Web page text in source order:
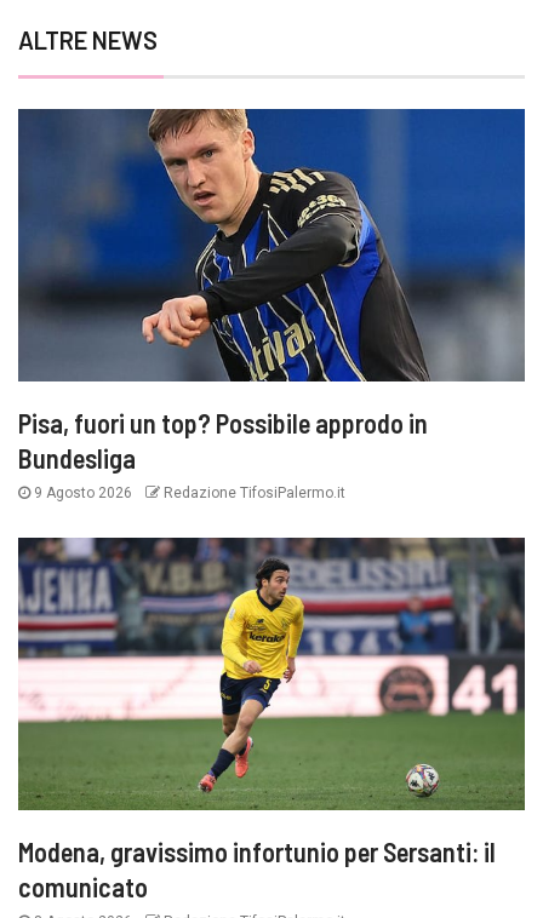
ALTRE NEWS
Pisa, fuori un top? Possibile approdo in
Bundesliga
9 Agosto 2026 Redazione TifosiPalermo.it
Modena, gravissimo infortunio per Sersanti: il
comunicato